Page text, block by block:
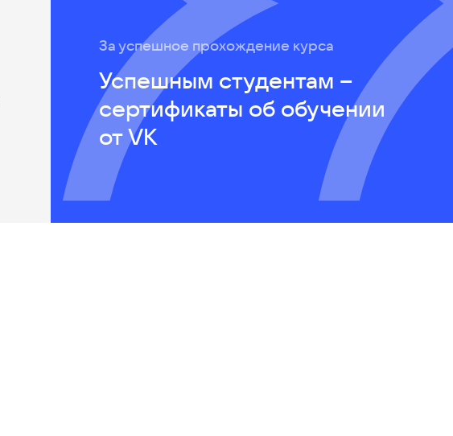
За успешное прохождение курса
Успешным студентам –
сертификаты об обучении
от VK